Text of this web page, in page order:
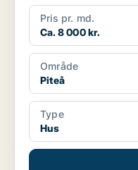
Pris pr. md.
Ca. 8 000 kr.
Område
Piteå
Type
Hus